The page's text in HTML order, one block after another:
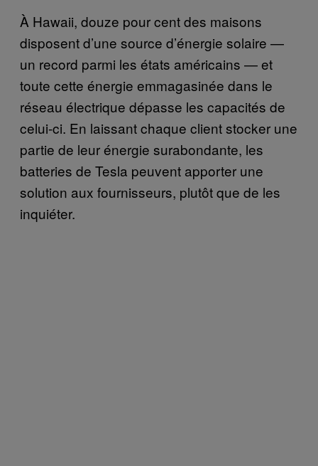
À Hawaii, douze pour cent des maisons
disposent d’une source d’énergie solaire —
un record parmi les états américains — et
toute cette énergie emmagasinée dans le
réseau électrique dépasse les capacités de
celui-ci. En laissant chaque client stocker une
partie de leur énergie surabondante, les
batteries de Tesla peuvent apporter une
solution aux fournisseurs, plutôt que de les
inquiéter.